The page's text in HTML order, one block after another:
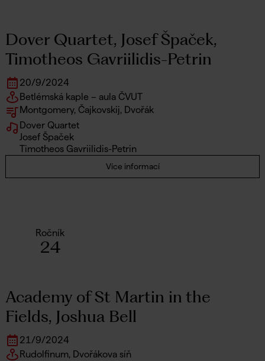
Dover Quartet, Josef Špaček,
Timotheos Gavriilidis-Petrin
20/9/2024
Betlémská kaple – aula ČVUT
Montgomery, Čajkovskij, Dvořák
Dover Quartet
Josef Špaček
Timotheos Gavriilidis-Petrin
Více informací
Ročník
24
Academy of St Martin in the
Fields, Joshua Bell
21/9/2024
Rudolfinum, Dvořákova síň